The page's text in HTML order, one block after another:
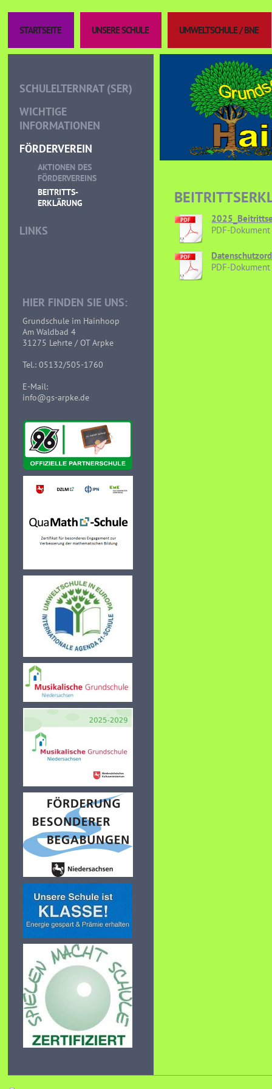
STARTSEITE UNSERE SCHULE UMWELTSCHULE / BNE
SCHULELTERNRAT (SER)
WICHTIGE
INFORMATIONEN
FÖRDERVEREIN
AKTIONEN DES
FÖRDERVEREINS
BEITRITTS-
ERKLÄRUNG
LINKS
HIER FINDEN SIE UNS:
Grundschule im Hainhoop
Am Waldbad 4
31275 Lehrte / OT Arpke
Tel.: 05132/505-1760
E-Mail:
info@gs-arpke.de
PDF-
PDF-